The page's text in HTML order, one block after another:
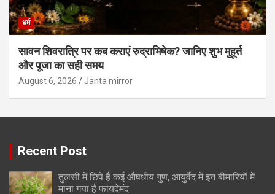
धर्म
सावन शिवरात्रि पर कब कराएं रुद्राभिषेक? जानिए शुभ मुहूर्त
और पूजा का सही समय
August 6, 2026 Janta mirror
Recent Post
तुलसी में छिपे हैं कई औषधीय गुण, आयुर्वेद में इन बीमारियों में
माना गया है फायदेमंद